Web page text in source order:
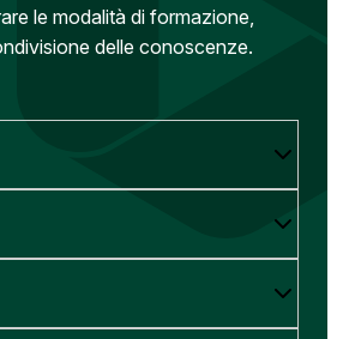
le modalità di formazione,
delle conoscenze.